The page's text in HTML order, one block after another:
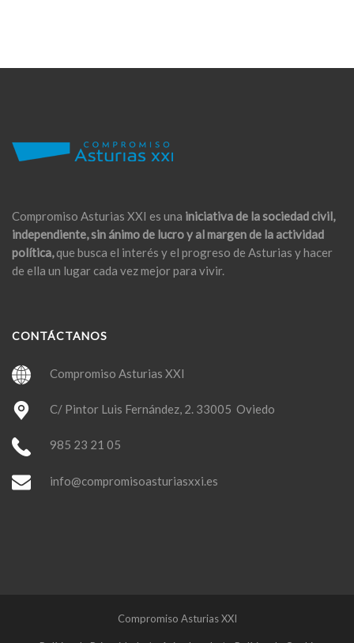
Compromiso Asturias XXI es una iniciativa de la sociedad civil,
independiente, sin ánimo de lucro y al margen de la actividad
política,que busca el interés y el progreso de Asturias y hacer
de ella un lugar cada vez mejor para vivir.
CONTÁCTANOS
Compromiso Asturias XXI
C/ Pintor Luis Fernández, 2. 33005 Oviedo
985 23 21 05
info@compromisoasturiasxxi.es
Compromiso Asturias XXI